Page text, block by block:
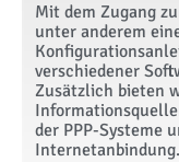
Mit dem Zugang
unter anderem
verschiedener
Zusätzlich bieten
der PPP-Systeme
Internetanbindung.